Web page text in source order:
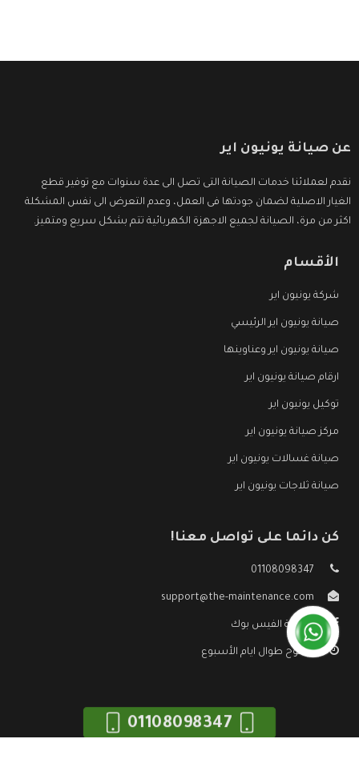
عن صيانة يونيون اير
نقدم لعملائنا خدمات الصيانة التى تصل الى عدة سنوات مع توفير قطع
الغيار الاصلية لضمان جودتها فى العمل، وعدم التعرض الى نفس المشكلة
اكثر من مرة، الصيانة لجميع الاجهزة الكهربائية تتم بشكل سريع ومتميز.
الأقسام
شركة يونيون اير
صيانة يونيون اير الرئيسي
صيانة يونيون اير وعناوينها
ارقام صيانة يونيون اير
توكيل يونيون اير
مركز صيانة يونيون اير
صيانة غسالات يونيون اير
صيانة ثلاجات يونيون اير
كن دائما على تواصل معنا!
01108098347
support@the-maintenance.com
صفحة الفيس بوك
مفتوح طوال ايام الأسبوع
01108098347